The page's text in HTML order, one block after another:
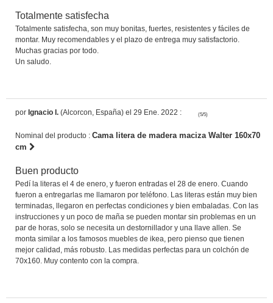
Totalmente satisfecha
Totalmente satisfecha, son muy bonitas, fuertes, resistentes y fáciles de
montar. Muy recomendables y el plazo de entrega muy satisfactorio.
Muchas gracias por todo.
Un saludo.
por Ignacio I. (Alcorcon, España) el 29 Ene. 2022 : (5/5)
Nominal del producto : Cama litera de madera maciza Walter 160x70
cm
Buen producto
Pedí la literas el 4 de enero, y fueron entradas el 28 de enero. Cuando
fueron a entregarlas me llamaron por teléfono. Las literas están muy bien
terminadas, llegaron en perfectas condiciones y bien embaladas. Con las
instrucciones y un poco de maña se pueden montar sin problemas en un
par de horas, solo se necesita un destornillador y una llave allen. Se
monta similar a los famosos muebles de ikea, pero pienso que tienen
mejor calidad, más robusto. Las medidas perfectas para un colchón de
70x160. Muy contento con la compra.